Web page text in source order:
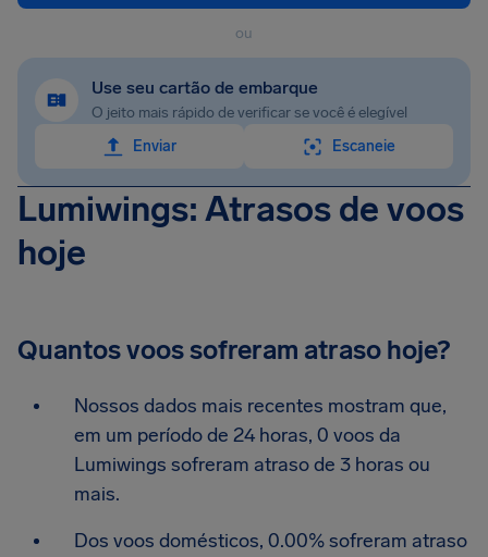
ou
Use seu cartão de embarque
O jeito mais rápido de verificar se você é elegível
Enviar
Escaneie
Lumiwings: Atrasos de voos
hoje
Quantos voos sofreram atraso hoje?
Nossos dados mais recentes mostram que,
em um período de 24 horas, 0 voos da
Lumiwings sofreram atraso de 3 horas ou
mais.
Dos voos domésticos, 0.00% sofreram atraso